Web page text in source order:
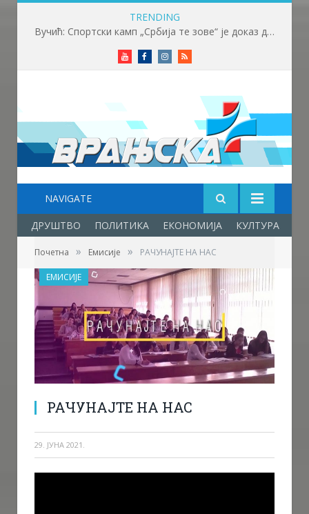
TRENDING
Вучић: Спортски камп „Србија те зове“ је доказ да љубав према нашој земљи нема границе
YoutubeFacebookInstagram
RSS
NAVIGATE
ДРУШТВО ПОЛИТИКА ЕКОНОМИЈА КУЛТУРА
Почетна » Емисије » РАЧУНАЈТЕ НА НАС
РАЧУНАЈТЕ НА НАС
29. ЈУНА 2021.
ЕМИСИЈЕ